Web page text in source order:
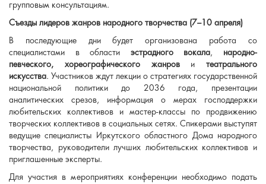
групповым консультациям.
Съезды лидеров жанров народного творчества (7–10 апреля)
В последующие дни будет организована работа со
специалистами в области эстрадного вокала, народно-
певческого, хореографического жанрови театрального
искусства. Участников ждут лекции о стратегиях государственной
национальной политики до 2036 года, презентации
аналитических срезов, информация о мерах господдержки
любительских коллективов и мастер-классы по продвижению
творческих коллективов в социальных сетях. Спикерами выступят
ведущие специалисты Иркутского областного Дома народного
творчества, руководители лучших любительских коллективов и
приглашенные эксперты.
Для участия в мероприятиях конференции необходимо подать